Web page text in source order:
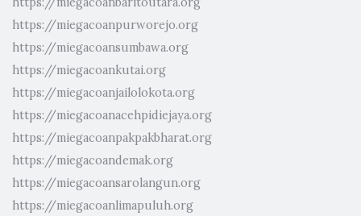
https://miegacoanpurworejo.org
https://miegacoansumbawa.org
https://miegacoankutai.org
https://miegacoanjailolokota.org
https://miegacoanacehpidiejaya.org
https://miegacoanpakpakbharat.org
https://miegacoandemak.org
https://miegacoansarolangun.org
https://miegacoanlimapuluh.org